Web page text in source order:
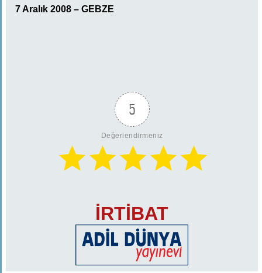
7 Aralık 2008 – GEBZE
5
Değerlendirmeniz
İRTİBAT